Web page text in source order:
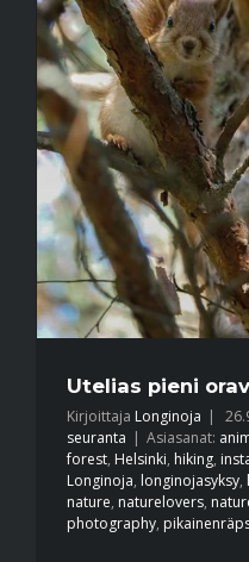
Utelias pieni
Kirjoittaja Longinoja
seuranta
Asiasanat:
forest, Helsinki, hiking,
Longinoja, longinojasyksy,
nature, naturelovers,
photography,